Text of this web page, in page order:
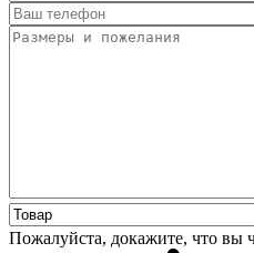
Пожалуйста, докажите, что вы